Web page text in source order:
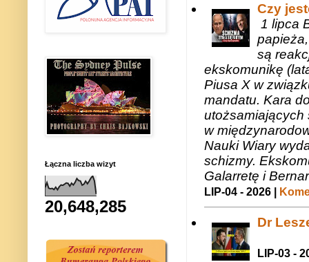
Czy
1 lipca
są
ekskomunikę
Piusa X w
mandatu. Kara
utożsamiających
w
Nauki Wiary
schizmy.
Galarretę i
LIP-04 - 2026 |
Dr
LIP-03 -
Łączna liczba wizyt
20,648,285